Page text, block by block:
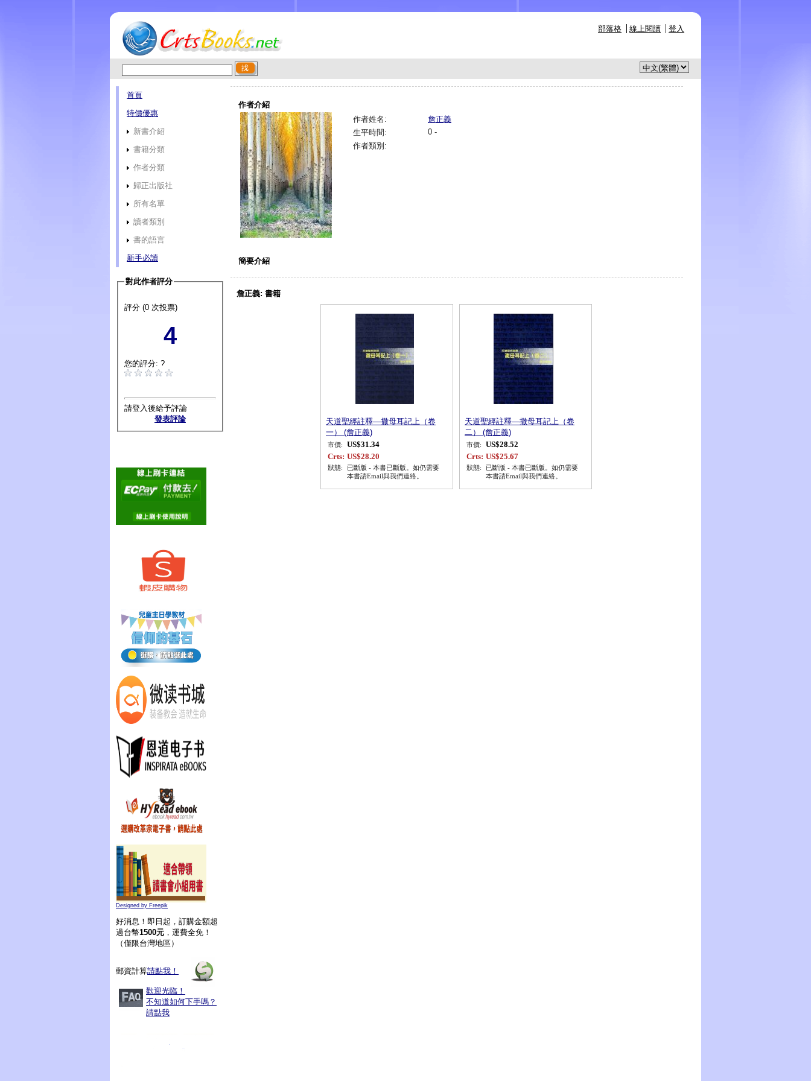
部落格 線上閱讀 登入
首頁
特價優惠
新書介紹
書籍分類
作者分類
歸正出版社
所有名單
讀者類別
書的語言
新手必讀
對此作者評分
評分 (0 次投票)
4
您的評分: ?
請登入後給予評論
發表評論
Designed by Freepik
好消息！即日起，訂購金額超
過台幣1500元 ，運費全免！
（僅限台灣地區）
郵資計算請點我！
歡迎光臨！
不知道如何下手嗎？
請點我
作者介紹
作者姓名:
詹正義
生平時間:
0 -
作者類別:
簡要介紹
詹正義: 書籍
天道聖經註釋—撒母耳記上（卷
一） (詹正義)
市價:
US$31.34
Crts: US$28.20
狀態:
已斷版 - 本書已斷版。如仍需要
本書請Email與我們連絡。
天道聖經註釋—撒母耳記上（卷
二） (詹正義)
市價:
US$28.52
Crts: US$25.67
狀態:
已斷版 - 本書已斷版。如仍需要
本書請Email與我們連絡。